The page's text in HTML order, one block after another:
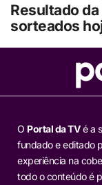
Resultado
sorteados
O Portal da TVé a
fundado e editado
experiência na
todo o conteúdo é